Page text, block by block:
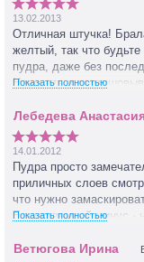
13.02.2013
Отличная штучка!
желтый, так что
пудра, даже без
Наносить и
Показать полностью
14.01.2012
Пудра просто
приличных слоев
что нужно
Единственный минус -
Показать полностью